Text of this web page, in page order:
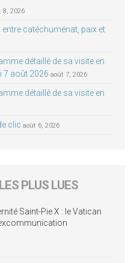
8, 2026
catéchuménat, paix et
détaillé de sa visite en
7 août 2026 août 7, 2026
détaillé de sa visite en
clic août 6, 2026
PLUS LUES
Saint-Pie X : le Vatican